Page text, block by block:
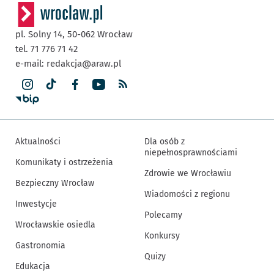
pl. Solny 14, 50-062 Wrocław
tel. 71 776 71 42
e-mail: redakcja@araw.pl
Aktualności
Komunikaty i ostrzeżenia
Bezpieczny Wrocław
Inwestycje
Wrocławskie osiedla
Gastronomia
Edukacja
Dla osób z
niepełnosprawnościami
Zdrowie we Wrocławiu
Wiadomości z regionu
Polecamy
Konkursy
Quizy